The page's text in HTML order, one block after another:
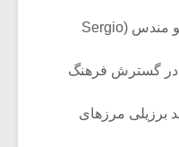
پس از او در دهه ۶۰ باید از سرجیو مندس (Sergio
در گسترش فرهنگ
۹۰ این هنرمند برزیلی مرزهای